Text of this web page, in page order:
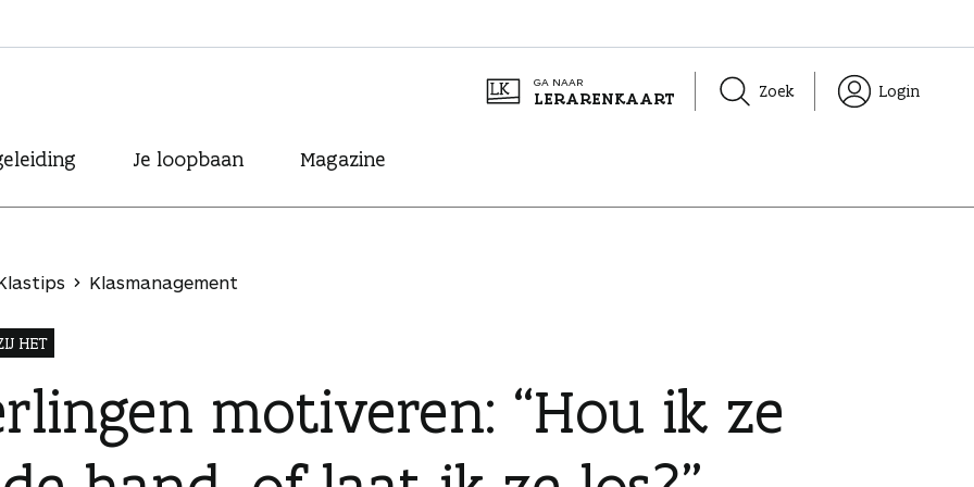
GA NAAR
LERARENKAART Zoek Login
Je loopbaan Magazine
Klasmanagement
HET
motiveren: “Hou ik ze